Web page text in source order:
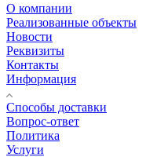
О компании
Реализованные объекты
Новости
Реквизиты
Контакты
Информация
Способы доставки
Вопрос-ответ
Политика
Услуги